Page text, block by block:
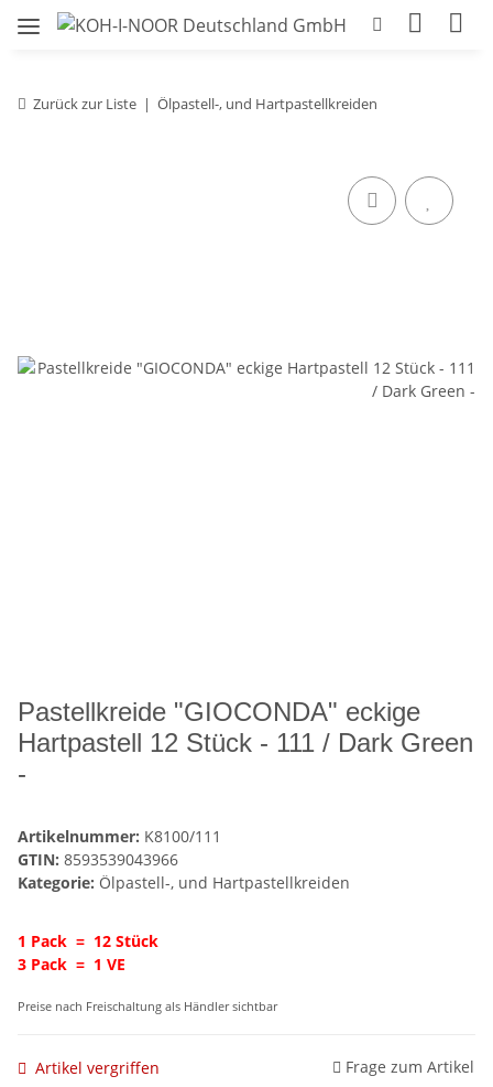
Zurück zur Liste Ölpastell-, und Hartpastellkreiden
Pastellkreide "GIOCONDA" eckige
Hartpastell 12 Stück - 111 / Dark Green
-
Artikelnummer: K8100/111
GTIN: 8593539043966
Kategorie: Ölpastell-, und Hartpastellkreiden
1 Pack = 12 Stück
3 Pack = 1 VE
Preise nach Freischaltung als Händler sichtbar
Artikel vergriffen Frage zum Artikel